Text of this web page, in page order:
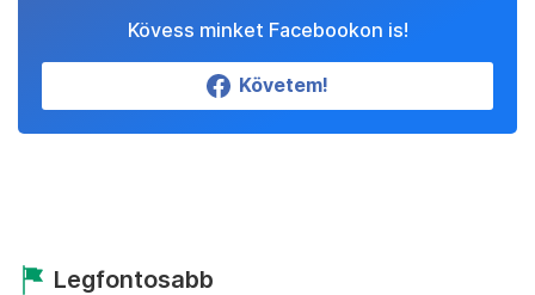
Kövess minket Facebookon is!
Követem!
Legfontosabb